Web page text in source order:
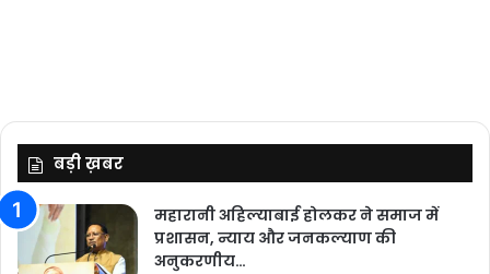
बड़ी ख़बर
महारानी अहिल्याबाई होलकर ने समाज में
प्रशासन, न्याय और जनकल्याण की
अनुकरणीय…